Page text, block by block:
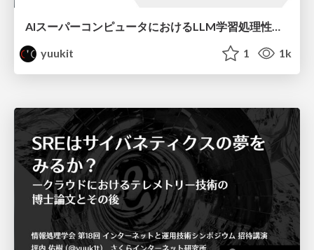
AIスーパーコンピュータにおけるLLM学習処理性能の計測と可観測性 / AI Supercomputer LLM Benchmarking and Observability
yuukit
1 1k